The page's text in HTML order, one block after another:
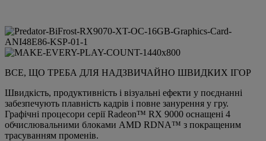
ВСЕ, ЩО ТРЕБА ДЛЯ НАДЗВИЧАЙНО ШВИДКИХ ІГОР
Швидкість, продуктивність і візуальні ефекти у поєднанні
забезпечують плавність кадрів і повне занурення у гру.
Графічні процесори серії Radeon™ RX 9000 оснащені 4
обчислювальними блоками AMD RDNA™ з покращеним
трасуванням променів.